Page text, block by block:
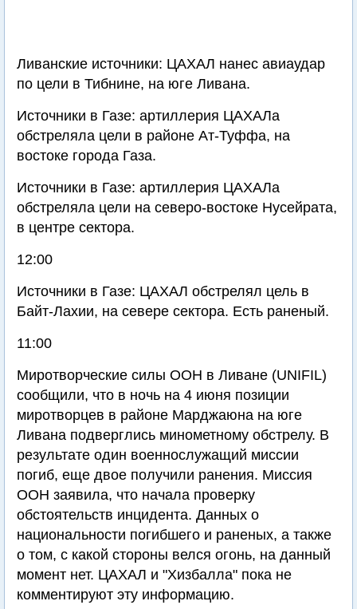
Ливанские источники: ЦАХАЛ нанес авиаудар
по цели в Тибнине, на юге Ливана.
Источники в Газе: артиллерия ЦАХАЛа
обстреляла цели в районе Ат-Туффа, на
востоке города Газа.
Источники в Газе: артиллерия ЦАХАЛа
обстреляла цели на северо-востоке Нусейрата,
в центре сектора.
12:00
Источники в Газе: ЦАХАЛ обстрелял цель в
Байт-Лахии, на севере сектора. Есть раненый.
11:00
Миротворческие силы ООН в Ливане (UNIFIL)
сообщили, что в ночь на 4 июня позиции
миротворцев в районе Марджаюна на юге
Ливана подверглись минометному обстрелу. В
результате один военнослужащий миссии
погиб, еще двое получили ранения. Миссия
ООН заявила, что начала проверку
обстоятельств инцидента. Данных о
национальности погибшего и раненых, а также
о том, с какой стороны велся огонь, на данный
момент нет. ЦАХАЛ и "Хизбалла" пока не
комментируют эту информацию.